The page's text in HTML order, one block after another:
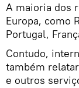
A maioria dos
Europa, como
Portugal,
Contudo,
também
e outros